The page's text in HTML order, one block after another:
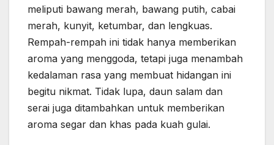
meliputi bawang merah, bawang putih, cabai
merah, kunyit, ketumbar, dan lengkuas.
Rempah-rempah ini tidak hanya memberikan
aroma yang menggoda, tetapi juga menambah
kedalaman rasa yang membuat hidangan ini
begitu nikmat. Tidak lupa, daun salam dan
serai juga ditambahkan untuk memberikan
aroma segar dan khas pada kuah gulai.